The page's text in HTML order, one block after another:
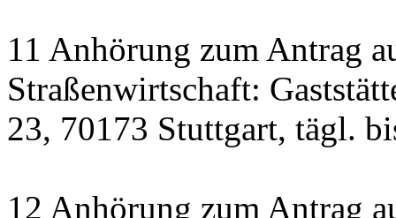
11 Anhörung zum Antrag
Straßenwirtschaft:
23, 70173 Stuttgart, tägl.
12 Anhörung zum Antrag